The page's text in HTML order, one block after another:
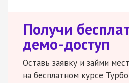
Получи
демо-доступ
Оставь заявку и займи
на бесплатном курсе